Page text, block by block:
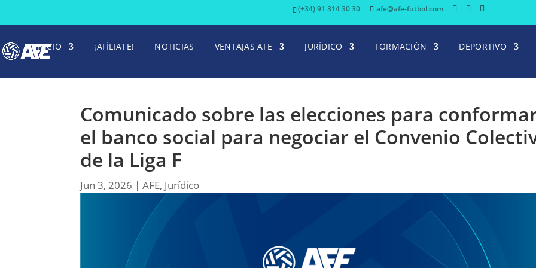
(+34) 91 314 30 30 afe@afe-futbol.com
INICIO ¡AFÍLIATE! NOTICIAS VENTAJAS AFE JURÍDICO FORMACIÓN DEPORTIVO
Comunicado sobre las elecciones para
el banco social para negociar el Convenio
de la Liga F
Jun 3, 2026 |AFE, Jurídico